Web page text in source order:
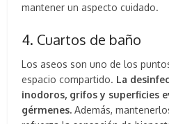
mantener un aspecto cuidado.
4. Cuartos de baño
Los aseos son uno de los
espacio compartido. La
inodoros, grifos y superficies
gérmenes. Además,